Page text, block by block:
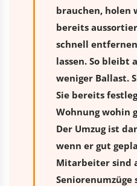
brauchen, holen
bereits
schnell
lassen. So bleibt
weniger Ballast.
Sie bereits
Wohnung wohin
Der Umzug ist
wenn er gut
Mitarbeiter sind